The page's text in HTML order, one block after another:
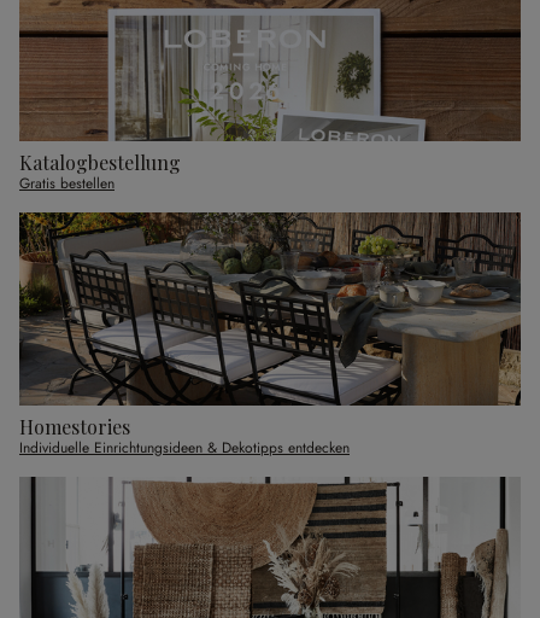
Katalogbestellung
Gratis bestellen
Homestories
Individuelle Einrichtungsideen & Dekotipps entdecken